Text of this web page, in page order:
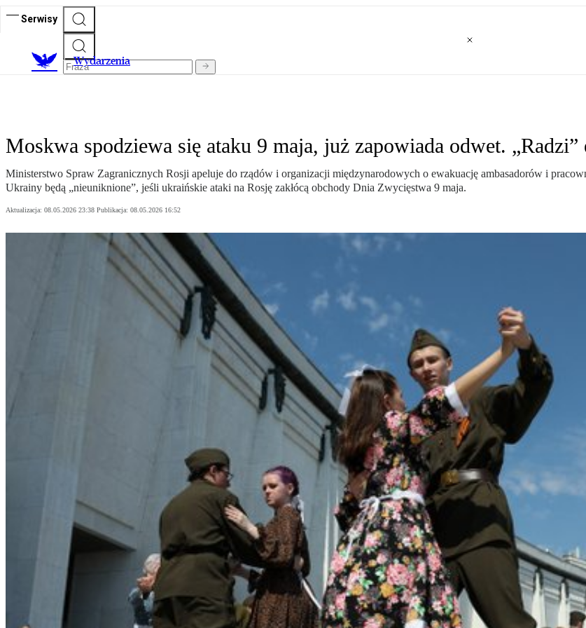
Serwisy
Wydarzenia
Moskwa spodziewa się ataku 9 maja, już zapowiada odwet. „Radzi”
Ministerstwo Spraw Zagranicznych Rosji apeluje do rządów i organizacji międzynarodowych o ewakuację ambasadorów i
Ukrainy będą „nieuniknione”, jeśli ukraińskie ataki na Rosję zakłócą obchody Dnia Zwycięstwa 9 maja.
Aktualizacja: 08.05.2026 23:38 Publikacja: 08.05.2026 16:52